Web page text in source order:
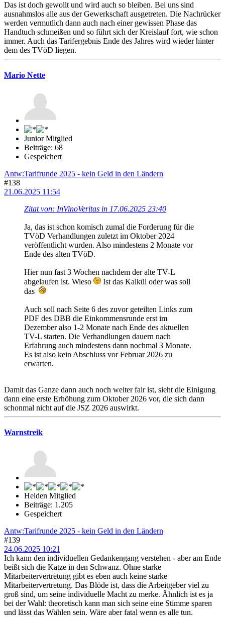
Das ist doch gewollt und wird auch so bleiben. Bei uns sind
ausnahmslos alle aus der Gewerkschaft ausgetreten. Die Nachrücker
werden vermutlich dann auch nach einer gewissen Phase das
Handtuch schmeißen und so führt sich der Kreislauf fort, wie schon
immer. Auch das Tarifergebnis Ende des Jahres wird wieder hinter
dem des TVöD liegen.
Mario Nette
Junior Mitglied
Beiträge: 68
Gespeichert
Antw:Tarifrunde 2025 - kein Geld in den Ländern
#138
21.06.2025 11:54
Zitat von: InVinoVeritas in 17.06.2025 23:40
Ja, das ist schon komisch zumal die Forderung für die
TVöD Verhandlungen zuletzt im Oktober 2024
veröffentlicht wurden. Also mindestens 2 Monate vor
Ende des alten TVöD.
Hier nun fast 3 Wochen nachdem der alte TV-L
abgelaufen ist. Wieso
Ist das Kalkül oder was soll
das
Auch soll nach Seite 6 des zuvor geteilten Links zum
PDF des DBB die Einkommensrunde erst im
Dezember also 1-2 Monate nach Ende des aktuellen
TV-L starten. Die Verhandlungen dauern nach
Erfahrung auch mindestens dann nochmal 3 Monate.
Es ist also kein Abschluss vor Februar 2026 zu
erwarten.
Damit das Ganze dann auch noch weiter fair ist, sieht die Einigung
dann eine erste Erhöhung zum Oktober 2026 vor, die sich dann
schonmal nicht auf die JSZ 2026 auswirkt.
Warnstreik
Helden Mitglied
Beiträge: 1.205
Gespeichert
Antw:Tarifrunde 2025 - kein Geld in den Ländern
#139
24.06.2025 10:21
Ich kann den individuellen Gedankengang verstehen - aber am Ende
beißt sich die Katze in den Schwanz. Ohne starke
Mitarbeitervertretung gibt es eben auch keine starke
Mitarbeitervertretung. Das Blöde ist, dass die Arbeitgeber viel zu
groß sind, um seine individuelle Macht zu merke. Ähnlich ist es ja
bei der Wahl: theoretisch kann man sich seine eine Stimme sparen
und lässt das Wählen sein. Wäre aber fatal wenn es alle tun.